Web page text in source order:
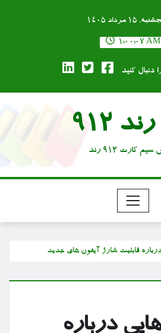
۱۵ مرداد ۱۴۰۵
1:00:08 AM
دنبال کنید
912
کارت 912 رند
قابلیت شارژ آیفون های جدید
درباره